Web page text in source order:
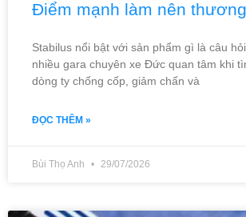
Điểm mạnh làm nên
Stabilus nổi bật với sản phẩm gì là câu
nhiều gara chuyên xe Đức quan tâm khi
dòng ty chống cốp, giảm chấn và
ĐỌC THÊM »
Bùi Thọ Anh 29/07/2026